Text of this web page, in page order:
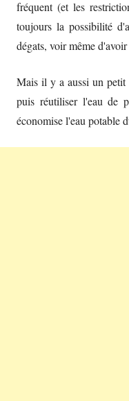
fréquent (et les
toujours la possibilité
dégats, voir même
Mais il y a aussi un
puis réutiliser l'eau de
économise l'eau potable